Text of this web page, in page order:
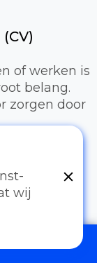
of werken is
belang.
zorgen door
van
wij